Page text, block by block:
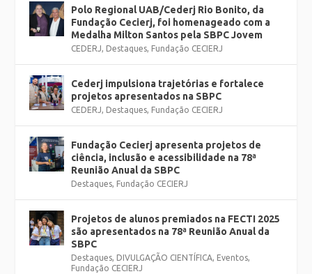
Polo Regional UAB/Cederj Rio Bonito, da
Fundação Cecierj, foi homenageado com a
Medalha Milton Santos pela SBPC Jovem
CEDERJ, Destaques, Fundação CECIERJ
Cederj impulsiona trajetórias e fortalece
projetos apresentados na SBPC
CEDERJ, Destaques, Fundação CECIERJ
Fundação Cecierj apresenta projetos de
ciência, inclusão e acessibilidade na 78ª
Reunião Anual da SBPC
Destaques, Fundação CECIERJ
Projetos de alunos premiados na FECTI 2025
são apresentados na 78ª Reunião Anual da
SBPC
Destaques, DIVULGAÇÃO CIENTÍFICA, Eventos,
Fundação CECIERJ